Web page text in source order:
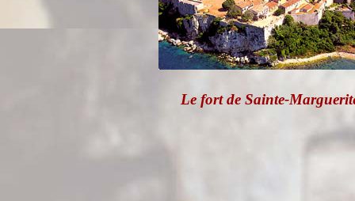
Le fort de Sainte-